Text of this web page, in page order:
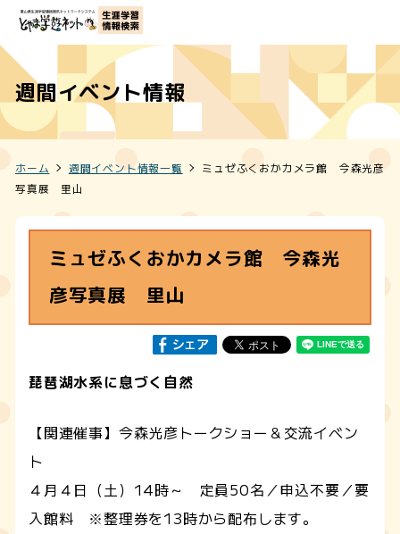
週間イベント情報
ホーム 週間イベント情報一覧
ミュゼふくおかカメラ館 今森光彦
写真展 里山
ミュゼふくおかカメラ館 今森光
彦写真展 里山
琵琶湖水系に息づく自然
【関連催事】今森光彦トークショー＆交流イベン
ト
４月４日（土）14時～ 定員50名／申込不要／要
入館料 ※整理券を13時から配布します。